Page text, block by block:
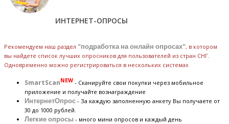
ИНТЕРНЕТ-ОПРОСЫ
Рекомендуем наш раздел "подработка на онлайн опросах", в котором
вы найдете список лучших опросников для пользователей из стран СНГ.
Одновременно можно регистрироваться в нескольких системах
SmartScan NEW - Сканируйте свои покупки через мобильное
приложение и получайте вознаграждение
ИнтернетОпрос - За каждую заполненную анкету Вы получаете от
30 до 1000 рублей.
Легкие опросы - много мини опросов и каждый день